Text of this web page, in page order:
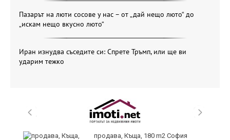
Пазарът на люти сосове у нас – от „дай нещо люто“ до
„искам нещо вкусно люто“
Иран изнудва съседите си: Спрете Тръмп, или ще ви
ударим тежко
продава, Къща, 180 m2 София